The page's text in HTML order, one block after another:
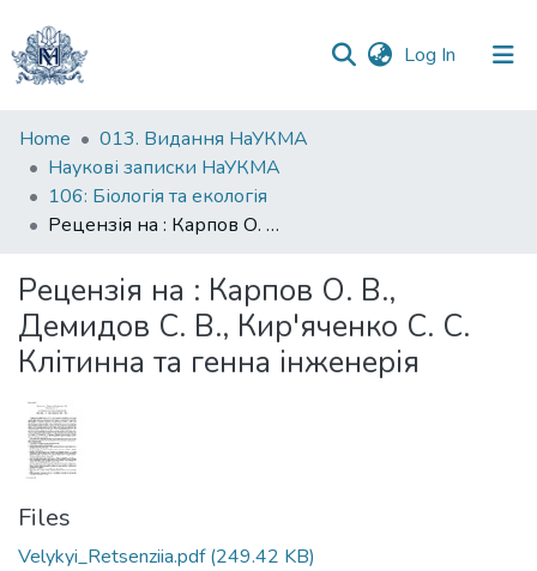
Log In (current)
Communities
&
Collections
All of DSpace
Statistics
Home
013. Видання НаУКМА
Наукові записки НаУКМА
106: Біологія та екологія
Рецензія на : Карпов О. В., Демидов С. В., Кир'яченко С. С. Клітинна та генна інженерія
Рецензія на : Карпов О. В.,
Демидов С. В., Кир'яченко С. С.
Клітинна та генна інженерія
Files
Velykyi_Retsenziia.pdf(249.42 KB)